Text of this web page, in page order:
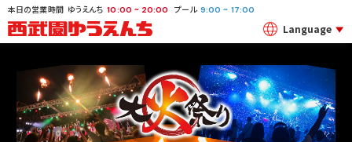
本日の営業時間 ゆうえんち 10:00 ~ 20:00 プール 9:00 ~ 17:00
Language